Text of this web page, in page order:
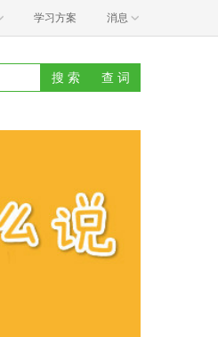
学习方案 消息
搜 索 查 词